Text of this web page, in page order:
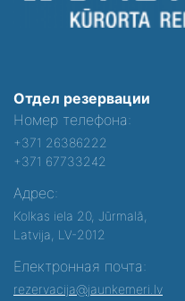
Отдел резервации
Номер телефона:
+371 26386222
+371 67733242
Адрес:
Kolkas iela 20, Jūrmalā,
Latvija, LV-2012
Електронная почта:
rezervacija@jaunkemeri.lv